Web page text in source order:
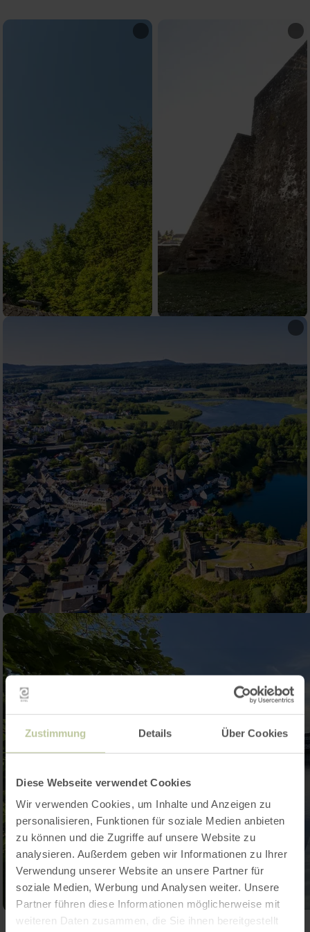
Zustimmung Details Über Cookies
Diese Webseite verwendet Cookies
Wir verwenden Cookies, um Inhalte und Anzeigen zu
personalisieren, Funktionen für soziale Medien anbieten
zu können und die Zugriffe auf unsere Website zu
analysieren. Außerdem geben wir Informationen zu Ihrer
Verwendung unserer Website an unsere Partner für
soziale Medien, Werbung und Analysen weiter. Unsere
Partner führen diese Informationen möglicherweise mit
weiteren Daten zusammen, die Sie ihnen bereitgestellt